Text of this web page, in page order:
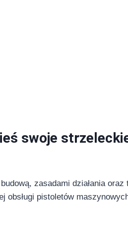
swoje
zasadami działania oraz
obsługi pistoletów